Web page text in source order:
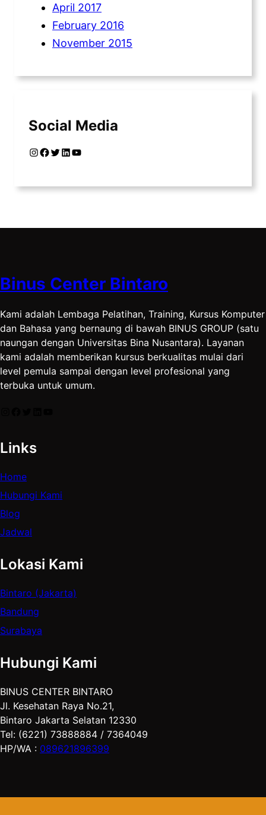
April 2017
February 2016
November 2015
Social Media
InstagramFacebook Twitter LinkedIn YouTube
Binus Center Bintaro
Kami adalah Lembaga Pelatihan, Training, Kursus Komputer
dan Bahasa yang bernaung di bawah BINUS GROUP (satu
naungan dengan Universitas Bina Nusantara). Layanan
kami adalah memberikan kursus berkualitas mulai dari
level pemula sampai dengan level profesional yang
terbuka untuk umum.
Links
Home
Hubungi Kami
Blog
Jadwal
Lokasi Kami
Bintaro (Jakarta)
Bandung
Surabaya
Hubungi Kami
BINUS CENTER BINTARO
Jl. Kesehatan Raya No.21,
Bintaro Jakarta Selatan 12330
Tel: (6221) 73888884 / 7364049
HP/WA : 089621896399